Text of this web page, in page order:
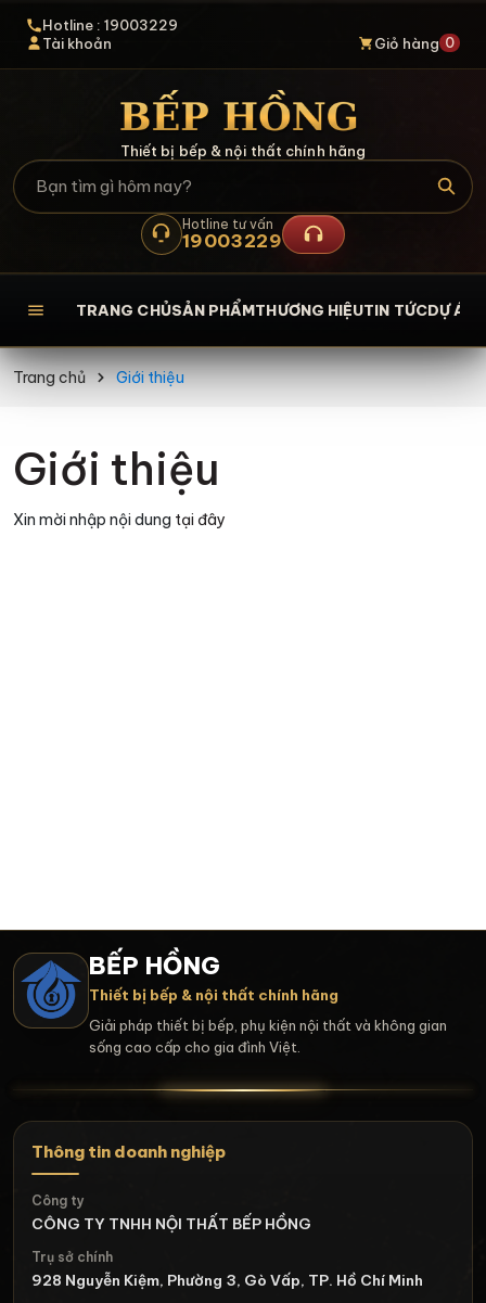
Hotline : 19003229
Tài khoản
Giỏ hàng 0
Thiết bị bếp & nội thất chính hãng
Hotline tư vấn
19003229
TRANG CHỦSẢN PHẨMTHƯƠNG HIỆUTIN TỨCDỰ ÁN
Trang chủ Giới thiệu
Giới thiệu
Xin mời nhập nội dung tại đây
BẾP HỒNG
Thiết bị bếp & nội thất chính hãng
Giải pháp thiết bị bếp, phụ kiện nội thất và không gian
sống cao cấp cho gia đình Việt.
Thông tin doanh nghiệp
Công ty
CÔNG TY TNHH NỘI THẤT BẾP HỒNG
Trụ sở chính
928 Nguyễn Kiệm, Phường 3, Gò Vấp, TP. Hồ Chí Minh